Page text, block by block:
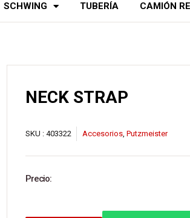
SCHWING TUBERÍA CAMIÓN
NECK STRAP
SKU : 403322 Accesorios, Putzmeister
Precio: